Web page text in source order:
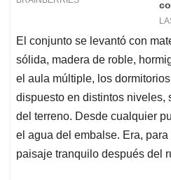
El conjunto se levantó con
sólida, madera de roble,
el aula múltiple, los
dispuesto en distintos niveles,
del terreno. Desde cualquier
el agua del embalse. Era,
paisaje tranquilo después del